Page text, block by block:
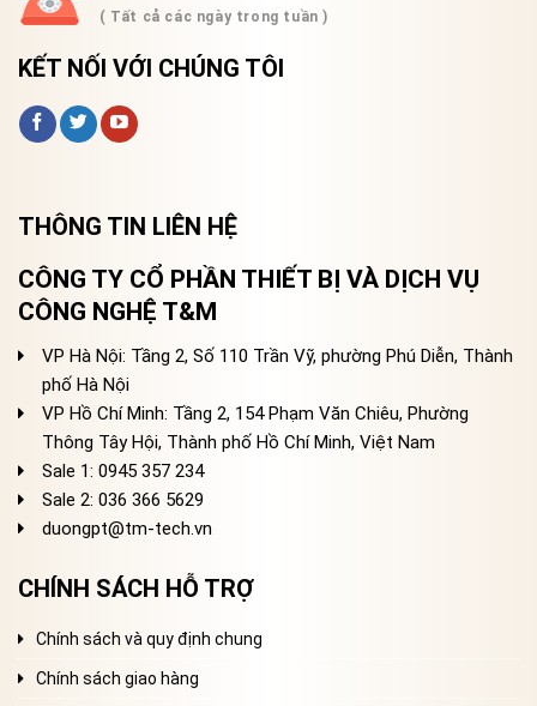
( Tất cả các ngày trong tuần )
KẾT NỐI VỚI CHÚNG TÔI
THÔNG TIN LIÊN HỆ
CÔNG TY CỔ PHẦN THIẾT BỊ VÀ DỊCH VỤ
CÔNG NGHỆ T&M
VP Hà Nội: Tầng 2, Số 110 Trần Vỹ, phường Phú Diễn, Thành
phố Hà Nội
VP Hồ Chí Minh: Tầng 2, 154 Phạm Văn Chiêu, Phường
Thông Tây Hội, Thành phố Hồ Chí Minh, Việt Nam
Sale 1: 0945 357 234
Sale 2: 036 366 5629
duongpt@tm-tech.vn
CHÍNH SÁCH HỖ TRỢ
Chính sách và quy định chung
Chính sách giao hàng